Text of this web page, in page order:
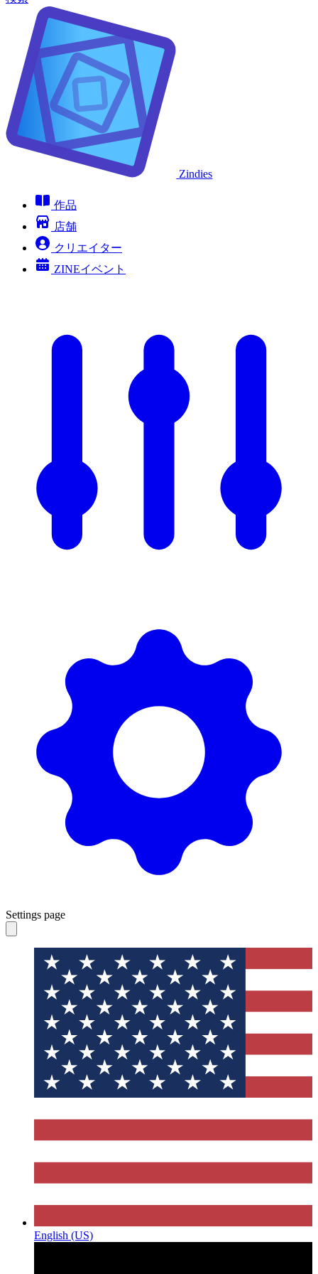
Zindies
作品
店舗
クリエイター
ZINEイベント
Settings page
English (US)